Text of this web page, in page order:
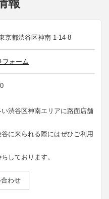
報
京都渋谷区神南 1-14-8
フォーム
渋谷区神南エリアに路面店舗
に来られる際にはぜひご利用
しております。
わせ